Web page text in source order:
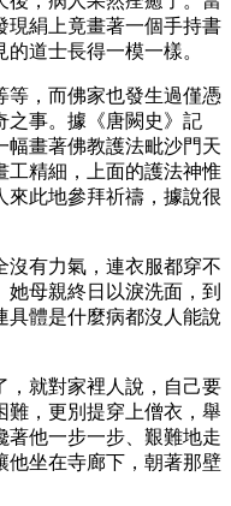
現絹上竟畫著一個手持書
道士長得一模一樣。
等，而佛家也發生過僅憑
之事。據《唐闕史》記
幅畫著佛教護法毗沙門天
工精細，上面的護法神惟
來此地參拜祈禱，據說很
沒有力氣，連衣服都穿不
母親終日以淚洗面，到
具體是什麼病都沒人能說
，就對家裡人說，自己要
難，更別提穿上僧衣，舉
著他一步一步、艱難地走
他坐在寺廊下，朝著那壁